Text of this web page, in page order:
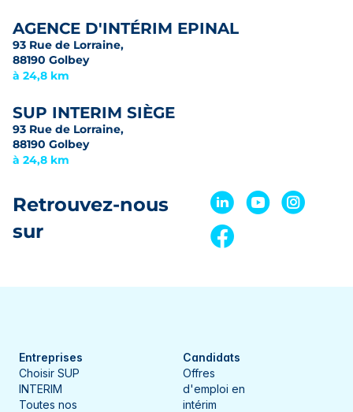
AGENCE D'INTÉRIM EPINAL
93 Rue de Lorraine,
88190 Golbey
à 24,8 km
SUP INTERIM SIÈGE
93 Rue de Lorraine,
88190 Golbey
à 24,8 km
Retrouvez-nous
sur
Entreprises
Choisir SUP
INTERIM
Toutes nos
Candidats
Offres
d'emploi en
intérim